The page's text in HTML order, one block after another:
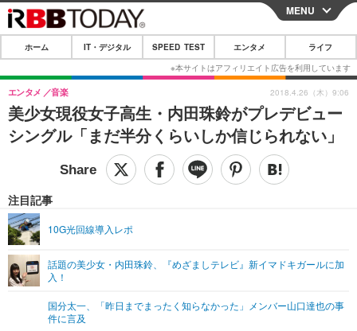
CLOSE
ホーム
IT・デジタル
IT・デジタルTOP スマートフォン
ガジェット・ツール
ショッピング その他
SPEED TEST
エンタメTOP 映画・ドラマ
ショッピング その他
ライフTOP
リリース一覧
プッシュ通知の停止方法
MENU
ホーム IT・デジタル SPEED TEST エンタメ ライフ
美少女現役女子高生・内田珠鈴がプレデビュー
シングル「まだ半分くらいしか信じられない」
エンタメ 音楽
注目記事
10G光回線導入レポ
話題の美少女・内田珠鈴、『めざましテレビ』新イマドキガールに加
入！
国分太一、「昨日までまったく知らなかった」メンバー山口達也の事
件に言及
2018.4.26（木）9:06